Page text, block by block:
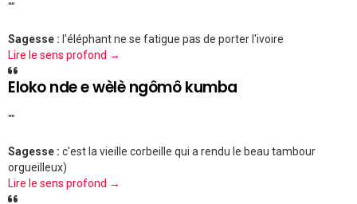
""
Sagesse : l'éléphant ne se fatigue pas de porter l'ivoire
Lire le sens profond →
Eloko nde e wèlè ngômô kumba
""
Sagesse : c'est la vieille corbeille qui a rendu le beau tambour
orgueilleux)
Lire le sens profond →